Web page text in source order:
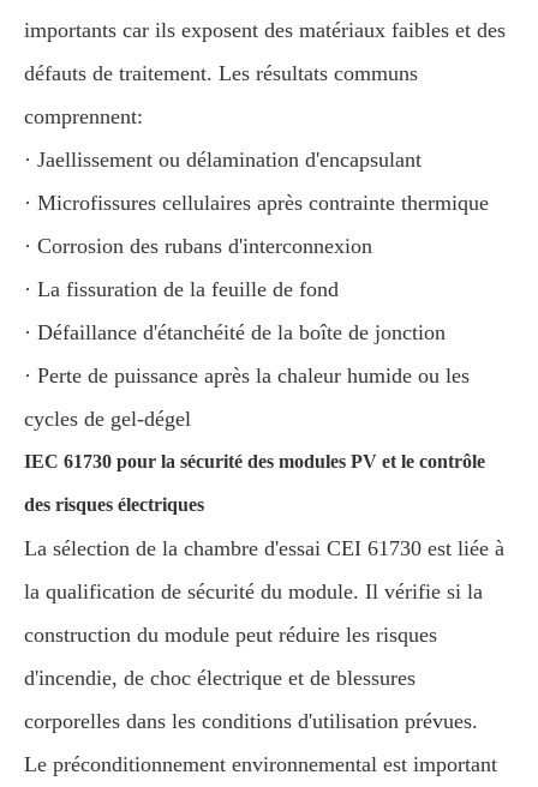
importants car ils exposent des matériaux faibles et des
défauts de traitement. Les résultats communs
comprennent:
· Jaellissement ou délamination d'encapsulant
· Microfissures cellulaires après contrainte thermique
· Corrosion des rubans d'interconnexion
· La fissuration de la feuille de fond
· Défaillance d'étanchéité de la boîte de jonction
· Perte de puissance après la chaleur humide ou les
cycles de gel-dégel
IEC 61730 pour la sécurité des modules PV et le contrôle
des risques électriques
La sélection de la chambre d'essai CEI 61730 est liée à
la qualification de sécurité du module. Il vérifie si la
construction du module peut réduire les risques
d'incendie, de choc électrique et de blessures
corporelles dans les conditions d'utilisation prévues.
Le préconditionnement environnemental est important